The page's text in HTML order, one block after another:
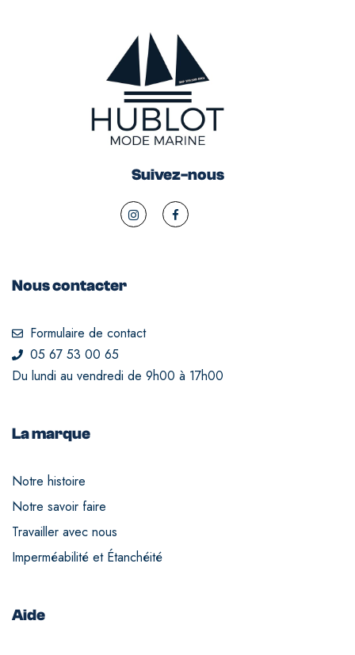
Suivez-nous
Nous contacter
Formulaire de contact
05 67 53 00 65
Du lundi au vendredi de 9h00 à 17h00
La marque
Notre histoire
Notre savoir faire
Travailler avec nous
Imperméabilité et Étanchéité
Aide